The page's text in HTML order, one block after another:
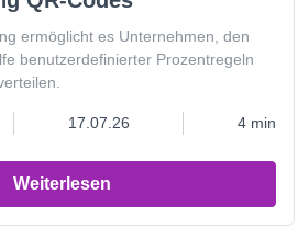
ermöglicht es Unternehmen, den
benutzerdefinierter Prozentregeln
17.07.26 4 min
Weiterlesen